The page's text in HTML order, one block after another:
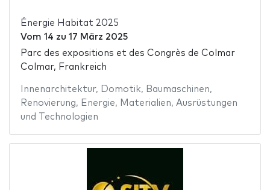
Énergie Habitat 2025
Vom 14 zu 17 März 2025
Parc des expositions et des Congrès de Colmar
Colmar, Frankreich
Innenarchitektur, Domotik, Baumaschinen,
Renovierung, Energie, Materialien, Ausrüstungen
und Technologien